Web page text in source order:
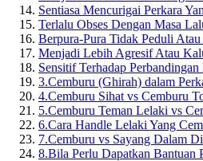
Sentiasa Mencurigai Perkara
Terlalu Obses Dengan Masa
Berpura-Pura Tidak Peduli
Menjadi Lebih Agresif Atau
Sensitif Terhadap
3.Cemburu (Ghirah) dalam
4.Cemburu Sihat vs Cemburu
5.Cemburu Teman Lelaki vs
6.Cara Handle Lelaki Yang
7.Cemburu vs Sayang Dalam
8.Bila Perlu Dapatkan Bantuan